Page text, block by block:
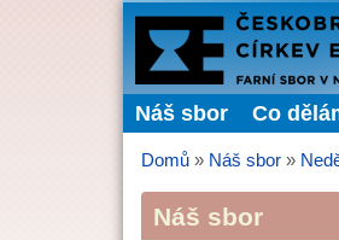
FARNÍ
SBOR
ČCE
Hlavní menu
Náš sbor Co
Jste zde
Domů » Náš sbor »
Náš sbor